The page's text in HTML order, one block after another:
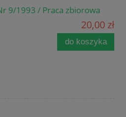
9/1993 / Praca zbiorowa
20,00 zł
do koszyka